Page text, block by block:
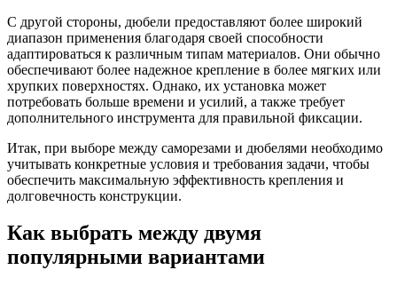
С другой стороны, дюбели предоставляют более широкий
диапазон применения благодаря своей способности
адаптироваться к различным типам материалов. Они обычно
обеспечивают более надежное крепление в более мягких или
хрупких поверхностях. Однако, их установка может
потребовать больше времени и усилий, а также требует
дополнительного инструмента для правильной фиксации.
Итак, при выборе между саморезами и дюбелями необходимо
учитывать конкретные условия и требования задачи, чтобы
обеспечить максимальную эффективность крепления и
долговечность конструкции.
Как выбрать между двумя
популярными вариантами